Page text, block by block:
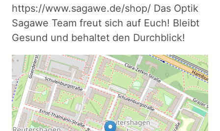
https://www.sagawe.de/shop/ Das Optik
Sagawe Team freut sich auf Euch! Bleibt
Gesund und behaltet den Durchblick!